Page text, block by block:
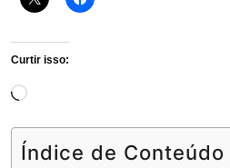
Curtir isso:
Carregando...
Índice de Conteúdo